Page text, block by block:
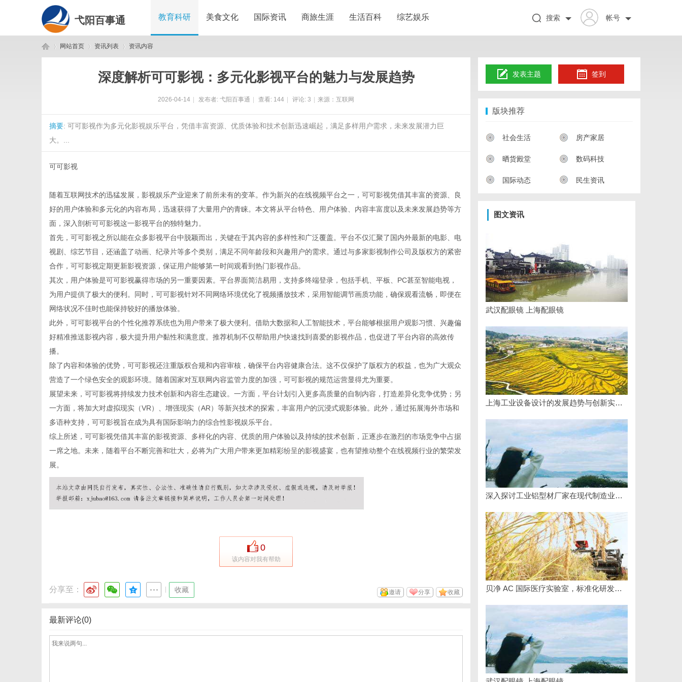
弋阳百事通 教育科研 美食文化 国际资讯 商旅生涯 生活百科 综艺娱乐 帐号
搜索
网站首页 资讯列表 资讯内容
深度解析可可影视：多元化影视平台的魅力与发展趋势
2026-04-14 发布者: 弋阳百事通 查看: 144 评论: 3 来源：互联网
摘要: 可可影视作为多元化影视娱乐平台，凭借丰富资源、优质体验和技术创新迅速崛起，满足多样用户需求，未来发展潜力巨
大。...
可可影视
随着互联网技术的迅猛发展，影视娱乐产业迎来了前所未有的变革。作为新兴的在线视频平台之一，可可影视凭借其丰富的资源、良
好的用户体验和多元化的内容布局，迅速获得了大量用户的青睐。本文将从平台特色、用户体验、内容丰富度以及未来发展趋势等方
面，深入剖析可可影视这一影视平台的独特魅力。
首先，可可影视之所以能在众多影视平台中脱颖而出，关键在于其内容的多样性和广泛覆盖。平台不仅汇聚了国内外最新的电影、电
视剧、综艺节目，还涵盖了动画、纪录片等多个类别，满足不同年龄段和兴趣用户的需求。通过与多家影视制作公司及版权方的紧密
合作，可可影视定期更新影视资源，保证用户能够第一时间观看到热门影视作品。
其次，用户体验是可可影视赢得市场的另一重要因素。平台界面简洁易用，支持多终端登录，包括手机、平板、PC甚至智能电视，
为用户提供了极大的便利。同时，可可影视针对不同网络环境优化了视频播放技术，采用智能调节画质功能，确保观看流畅，即便在
网络状况不佳时也能保持较好的播放体验。
此外，可可影视平台的个性化推荐系统也为用户带来了极大便利。借助大数据和人工智能技术，平台能够根据用户观影习惯、兴趣偏
好精准推送影视内容，极大提升用户黏性和满意度。推荐机制不仅帮助用户快速找到喜爱的影视作品，也促进了平台内容的高效传
播。
除了内容和体验的优势，可可影视还注重版权合规和内容审核，确保平台内容健康合法。这不仅保护了版权方的权益，也为广大观众
营造了一个绿色安全的观影环境。随着国家对互联网内容监管力度的加强，可可影视的规范运营显得尤为重要。
展望未来，可可影视将持续发力技术创新和内容生态建设。一方面，平台计划引入更多高质量的自制内容，打造差异化竞争优势；另
一方面，将加大对虚拟现实（VR）、增强现实（AR）等新兴技术的探索，丰富用户的沉浸式观影体验。此外，通过拓展海外市场和
多语种支持，可可影视旨在成为具有国际影响力的综合性影视娱乐平台。
综上所述，可可影视凭借其丰富的影视资源、多样化的内容、优质的用户体验以及持续的技术创新，正逐步在激烈的市场竞争中占据
一席之地。未来，随着平台不断完善和壮大，必将为广大用户带来更加精彩纷呈的影视盛宴，也有望推动整个在线视频行业的繁荣发
展。
0
该内容对我有帮助
分享至： 收藏 收藏
分享
邀请
最新评论(0)
发表主题 签到
版块推荐
社会生活 房产家居
晒货殿堂 数码科技
国际动态 民生资讯
图文资讯
武汉配眼镜 上海配眼镜
上海工业设备设计的发展趋势与创新实践探索
深入探讨工业铝型材厂家在现代制造业中的重要角色与发展趋势
贝净 AC 国际医疗实验室，标准化研发体系全解析